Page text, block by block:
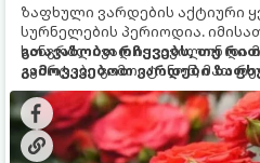
ზაფხული ვარდების აქტიური
სურნელების პერიოდია.
ხანგრძლივად იყვავილონ და
კვირტები გამოიტანონ, მათ
გამოკვება სჭირდებათ.
მოთხოვნილებები იცვლება,
ვიცოდეთ, რომელი სასუქები
გთავაზობთ რჩევებს, თუ
გამოვკვებოთ ვარდები
შედეგის მისაღწევად: